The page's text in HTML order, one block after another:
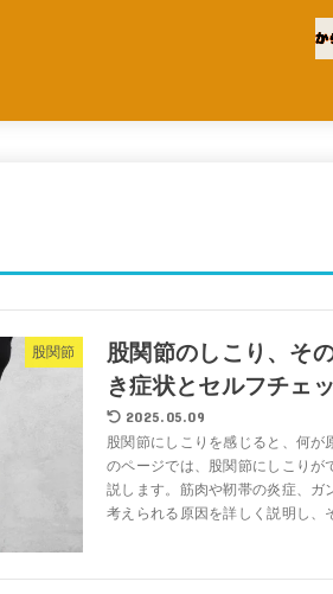
股関節
股関節のしこり、そ
き症状とセルフチェ
2025.05.09
股関節にしこりを感じると、何が
のページでは、股関節にしこりが
説します。筋肉や靭帯の炎症、ガ
考えられる原因を詳しく説明し、